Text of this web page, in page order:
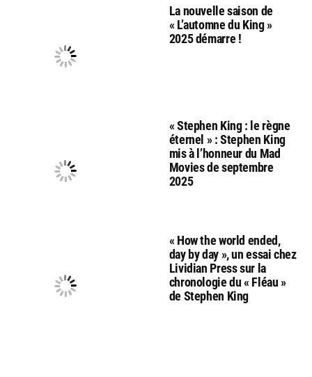
La nouvelle saison de
« L’automne du King »
2025 démarre !
« Stephen King : le règne
éternel » : Stephen King
mis à l’honneur du Mad
Movies de septembre
2025
« How the world ended,
day by day », un essai chez
Lividian Press sur la
chronologie du « Fléau »
de Stephen King